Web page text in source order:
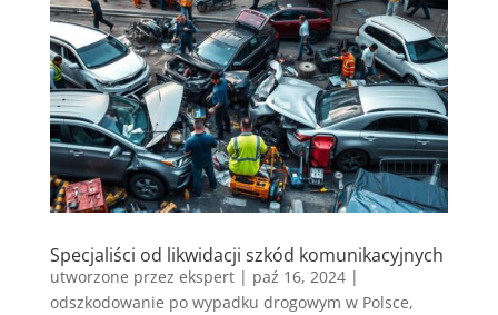
Specjaliści od likwidacji szkód komunikacyjnych
utworzone przez ekspert| paź 16, 2024|
odszkodowanie po wypadku drogowym w Polsce,